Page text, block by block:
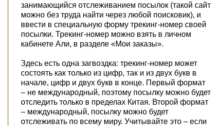
занимающийся отслеживанием посылок (такой сайт
можно без труда найти через любой поисковик), и
ввести в специальную форму трекинг-номер своей
посылки. Трекинг-номер можно взять в личном
кабинете Али, в разделе «Мои заказы».
Здесь есть одна загвоздка: трекинг-номер может
состоять как только из цифр, так и из двух букв в
начале, цифр и двух букв в конце. Первый формат
– не международный, поэтому посылку можно будет
отследить только в пределах Китая. Второй формат
– международный, посылку можно будет
отслеживать по всему миру. Учитывайте это – если